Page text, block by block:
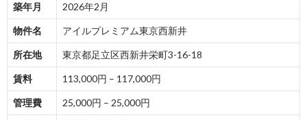
築年月 2026年2月
物件名 アイルプレミアム東京西新井
所在地 東京都足立区西新井栄町3-16-18
賃料 113,000円 – 117,000円
管理費 25,000円 – 25,000円